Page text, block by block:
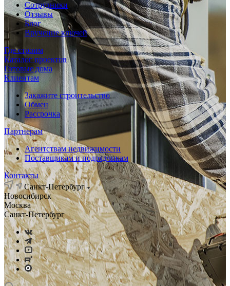
Сотрудники
Отзывы
Блог
Вручение ключей
Где строим
Каталог проектов
Готовые дома
Клиентам
Закажите строительство
Обмен
Рассрочка
Партнерам
Агентствам недвижимости
Поставщикам и подрядчикам
Контакты
Санкт-Петербург
Новосибирск
Москва
Санкт-Петербург